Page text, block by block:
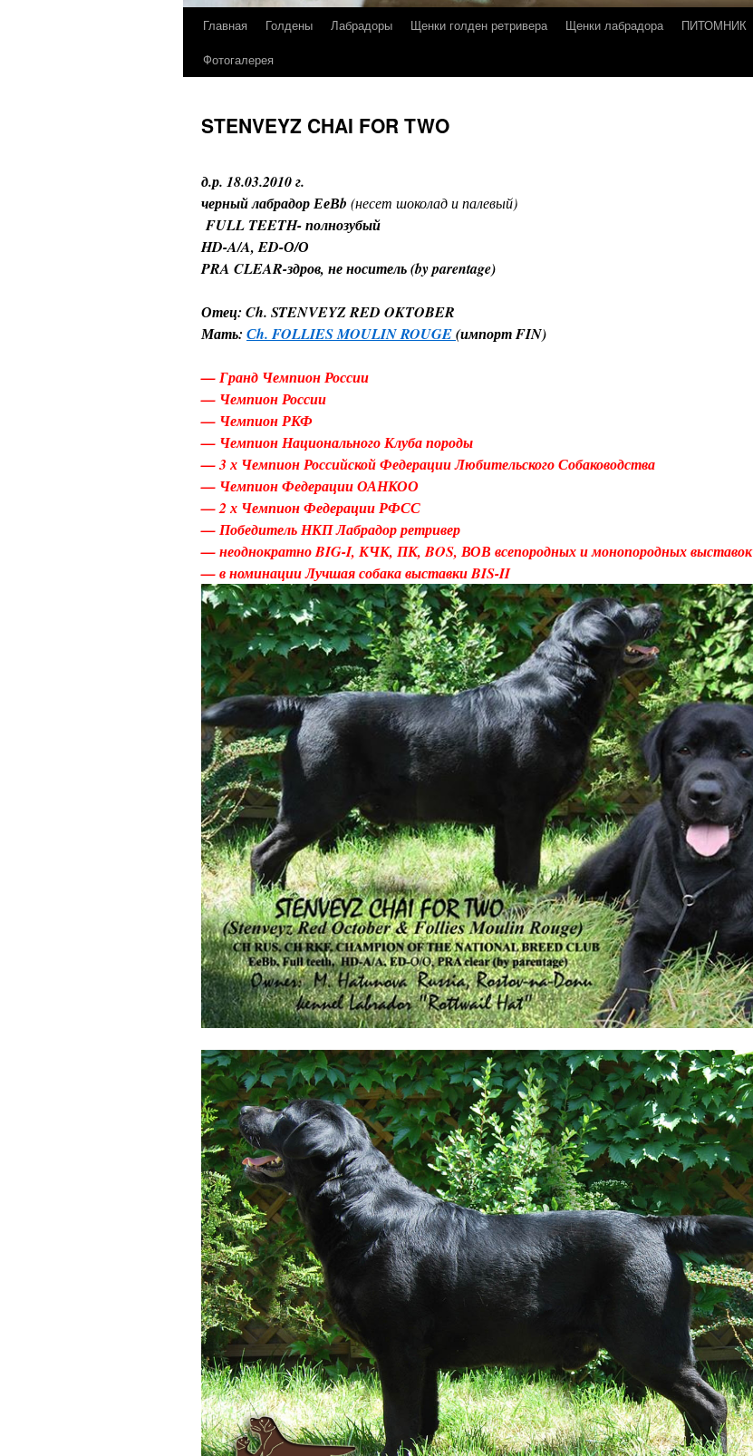
Главная Голдены Лабрадоры Щенки голден ретривера Щенки лабрадора ПИТОМНИК
Фотогалерея
STENVEYZ CHAI FOR TWO
д.р. 18.03.2010 г.
черный лабрадор ЕеВb (несет шоколадипалевый)
FULL TEETH- полнозубый
HD-A/A, ED-О/О
PRA CLEAR-здров, не носитель (by parentage)
Отец: Ch. STENVEYZ RED OKTOBER
Мать: Сh. FOLLIES MOULIN ROUGE(импорт FIN)
— Гранд Чемпион России
— Чемпион России
— Чемпион РКФ
— Чемпион Национального Клуба породы
— 3 х Чемпион Российской Федерации Любительского Собаководства
— Чемпион Федерации ОАНКОО
— 2 х Чемпион Федерации РФСС
— Победитель НКП Лабрадор ретривер
— неоднократно BIG-I, КЧК, ПК, BOS, ВОВ всепородных и монопородных выставок
— в номинации Лучшая собака выставки BIS-II